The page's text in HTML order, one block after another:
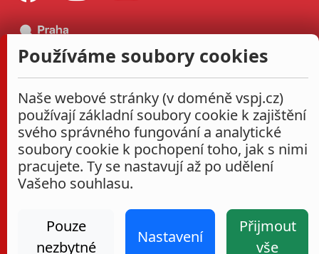
Používáme soubory cookies
Naše webové stránky (v doméně vspj.cz)
používají základní soubory cookie k zajištění
svého správného fungování a analytické
soubory cookie k pochopení toho, jak s nimi
pracujete. Ty se nastavují až po udělení
Vašeho souhlasu.
Pouze
nezbytné
Nastavení
Přijmout
vše